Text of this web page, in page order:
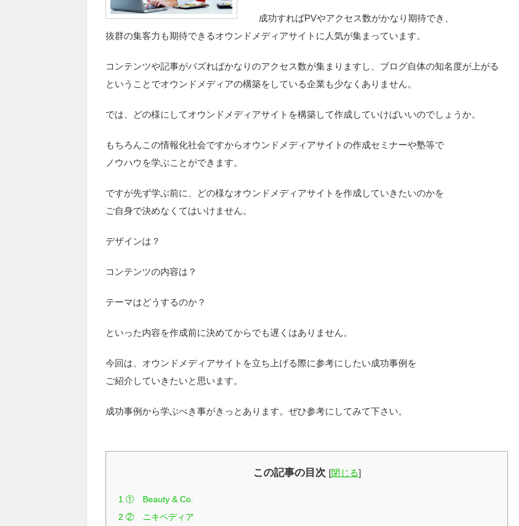
成功すればPVやアクセス数がかなり期待でき、
抜群の集客力も期待できるオウンドメディアサイトに人気が集まっています。
コンテンツや記事がバズればかなりのアクセス数が集まりますし、ブログ自体の知名度が上がる
ということでオウンドメディアの構築をしている企業も少なくありません。
では、どの様にしてオウンドメディアサイトを構築して作成していけばいいのでしょうか。
もちろんこの情報化社会ですからオウンドメディアサイトの作成セミナーや塾等で
ノウハウを学ぶことができます。
ですが先ず学ぶ前に、どの様なオウンドメディアサイトを作成していきたいのかを
ご自身で決めなくてはいけません。
デザインは？
コンテンツの内容は？
テーマはどうするのか？
といった内容を作成前に決めてからでも遅くはありません。
今回は、オウンドメディアサイトを立ち上げる際に参考にしたい成功事例を
ご紹介していきたいと思います。
成功事例から学ぶべき事がきっとあります。ぜひ参考にしてみて下さい。
この記事の目次 [閉じる]
1 ① Beauty & Co.
2 ② ニキペディア